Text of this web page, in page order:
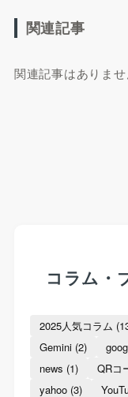
関連記事
関連記事はありませ
コラム・
2025人気コラム
Gemini(2)
news (1) QRコ
yahoo(3)